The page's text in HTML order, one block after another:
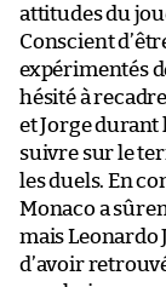
attitudes du
Conscient
expérimentés
hésité à
et Jorge durant
suivre sur le
les duels. En
Monaco a
mais Leonardo
d’avoir